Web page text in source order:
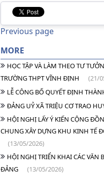
Previous page
MORE
HỌC TẬP VÀ LÀM THEO TƯ
TRƯỜNG THPT VĨNH ĐỊNH
(21/
LỄ CÔNG BỐ QUYẾT ĐỊNH
ĐẢNG UỶ XÃ TRIỆU CƠ TRAO
HỘI NGHỊ LẤY Ý KIẾN CỘNG
CHUNG XÂY DỰNG KHU KINH TẾ
(13/05/2026)
HỘI NGHỊ TRIỂN KHAI CÁC VĂN
ĐẢNG
(13/05/2026)